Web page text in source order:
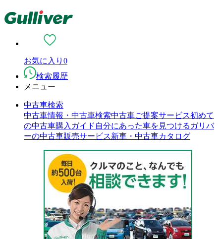
お気に入り 0
検索履歴
メニュー
中古車検索
中古車情報・中古車検索中古車ご提案サービス初めて
の中古車購入ガイド 自分にあった車を見つける ガリバ
ーの中古車販売サービス新車・中古車カタログ